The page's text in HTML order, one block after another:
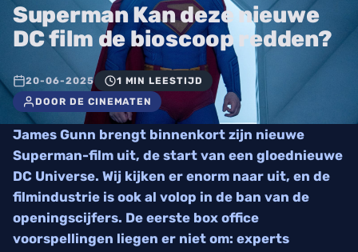
Superman Kan deze nieuwe
DC film de bioscoop redden?
20-06-2025
1 MIN LEESTIJD
DOOR DE CINEMATEN
James Gunn brengt binnenkort zijn nieuwe
Superman-film uit, de start van een gloednieuwe
DC Universe. Wij kijken er enorm naar uit, en de
filmindustrie is ook al volop in de ban van de
openingscijfers. De eerste box office
voorspellingen liegen er niet om: experts